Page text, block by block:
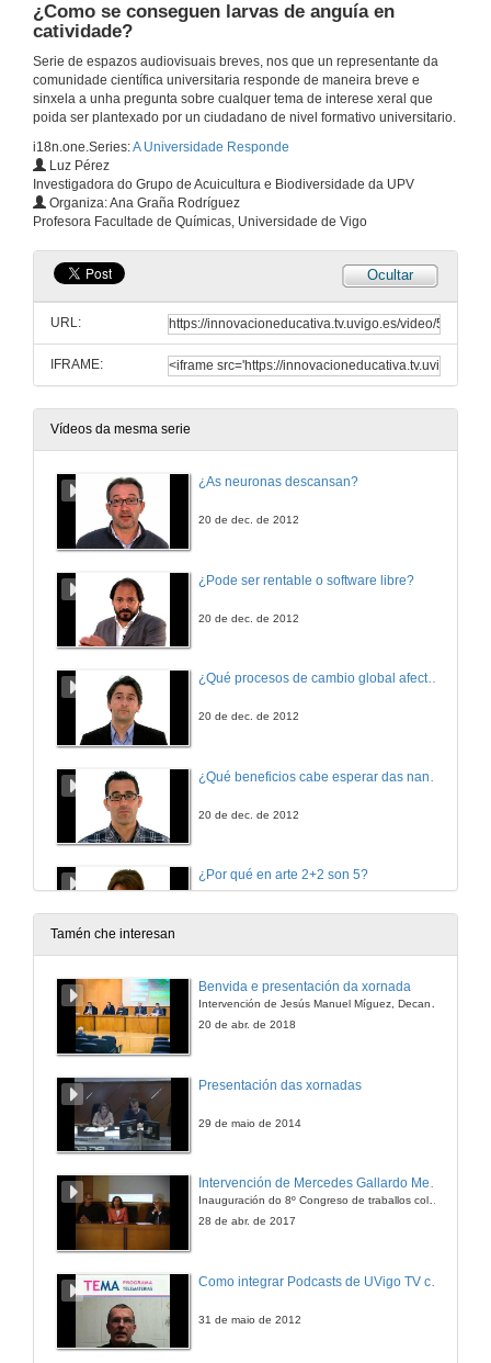
¿Como se conseguen larvas de anguía en
catividade?
Serie de espazos audiovisuais breves, nos que un representante da
comunidade científica universitaria responde de maneira breve e
sinxela a unha pregunta sobre cualquer tema de interese xeral que
poida ser plantexado por un ciudadano de nivel formativo universitario.
i18n.one.Series:A Universidade Responde
Luz Pérez
Investigadora do Grupo de Acuicultura e Biodiversidade da UPV
Organiza: Ana Graña Rodríguez
Profesora Facultade de Químicas, Universidade de Vigo
Ocultar
URL:
IFRAME:
Vídeos da mesma serie
¿As neuronas descansan?
20 de dec. de 2012
¿Pode ser rentable o software libre?
20 de dec. de 2012
¿Qué procesos de cambio global afectan os ecosistemas mariños?
20 de dec. de 2012
20 de dec. de 2012
¿Por qué en arte 2+2 son 5?
20 de dec. de 2012
20 de dec. de 2012
20 de dec. de 2012
Tamén che interesan
Benvida e presentación da xornada
20 de abr. de 2018
Presentación das xornadas
29 de maio de 2014
Intervención de Mercedes Gallardo Medina
28 de abr. de 2017
31 de maio de 2012